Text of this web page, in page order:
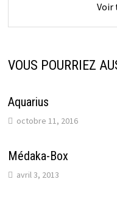
Voir
VOUS POURRIEZ
Aquarius
octobre 11, 2016
Médaka-Box
avril 3, 2013